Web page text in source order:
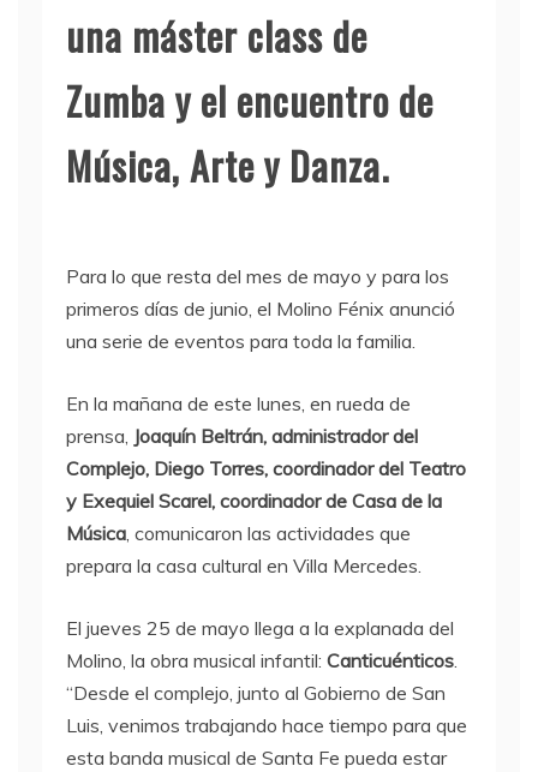
una máster class de
Zumba y el encuentro de
Música, Arte y Danza.
Para lo que resta del mes de mayo y para los
primeros días de junio, el Molino Fénix anunció
una serie de eventos para toda la familia.
En la mañana de este lunes, en rueda de
prensa, Joaquín Beltrán, administrador del
Complejo, Diego Torres, coordinador del Teatro
y Exequiel Scarel, coordinador de Casa de la
Música, comunicaron las actividades que
prepara la casa cultural en Villa Mercedes.
El jueves 25 de mayo llega a la explanada del
Molino, la obra musical infantil: Canticuénticos.
“Desde el complejo, junto al Gobierno de San
Luis, venimos trabajando hace tiempo para que
esta banda musical de Santa Fe pueda estar